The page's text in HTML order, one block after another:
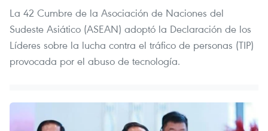
La 42 Cumbre de la Asociación de Naciones del
Sudeste Asiático (ASEAN) adoptó la Declaración de los
Líderes sobre la lucha contra el tráfico de personas (TIP)
provocada por el abuso de tecnología.